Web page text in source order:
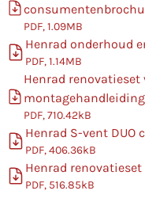
PDF, 1.09MB
Henrad onderhoud
PDF, 1.14MB
Henrad renovatieset
montagehandleiding
PDF, 710.42kB
Henrad S-vent
PDF, 406.36kB
Henrad
PDF, 516.85kB